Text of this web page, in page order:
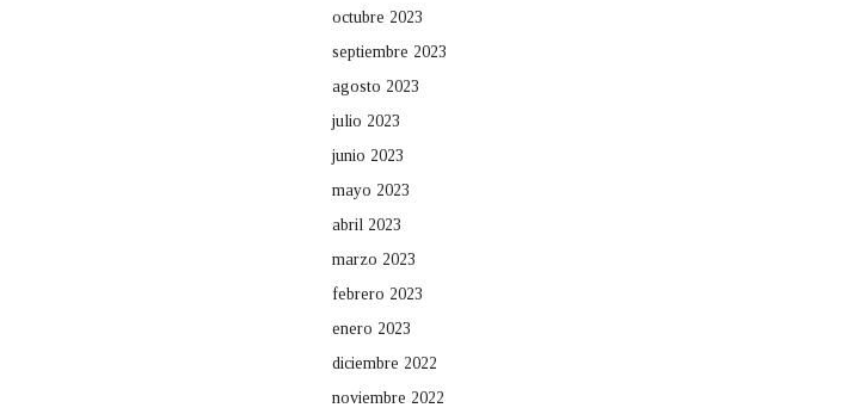
octubre 2023
septiembre 2023
agosto 2023
julio 2023
junio 2023
mayo 2023
abril 2023
marzo 2023
febrero 2023
enero 2023
diciembre 2022
noviembre 2022